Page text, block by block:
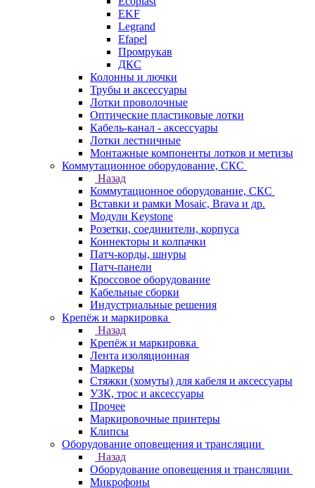
EKF
Legrand
Efapel
Промрукав
ДКС
Колонны и лючки
Трубы и аксессуары
Лотки проволочные
Оптические пластиковые лотки
Кабель-канал - аксессуары
Лотки лестничные
Монтажные компоненты лотков и метизы
Коммутационное оборудование, СКС
Назад
Коммутационное оборудование, СКС
Вставки и рамки Mosaic, Brava и др.
Модули Keystone
Розетки, соединители, корпуса
Коннекторы и колпачки
Патч-корды, шнуры
Патч-панели
Кроссовое оборудование
Кабельные сборки
Индустриальные решения
Крепёж и маркировка
Назад
Крепёж и маркировка
Лента изоляционная
Маркеры
Стяжки (хомуты) для кабеля и аксессуары
УЗК, трос и аксессуары
Прочее
Маркировочные принтеры
Клипсы
Оборудование оповещения и трансляции
Назад
Оборудование оповещения и трансляции
Микрофоны